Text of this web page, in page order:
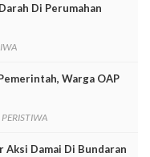
Di Perumahan
Warga OAP
PERISTIWA
Aksi Damai Di Bundaran